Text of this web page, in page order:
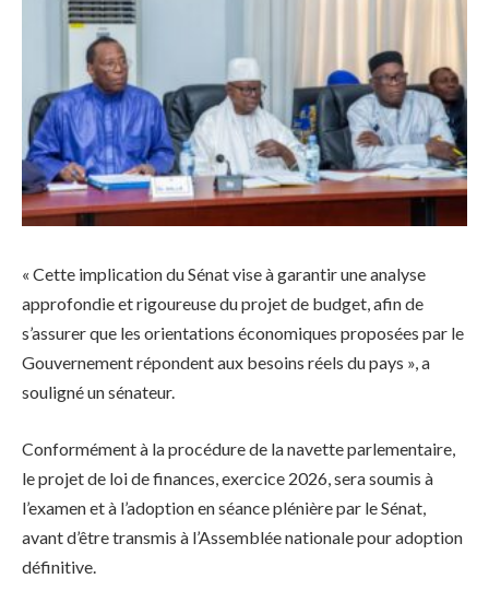
« Cette implication du Sénat vise à garantir une analyse
approfondie et rigoureuse du projet de budget, afin de
s’assurer que les orientations économiques proposées par le
Gouvernement répondent aux besoins réels du pays », a
souligné un sénateur.
Conformément à la procédure de la navette parlementaire,
le projet de loi de finances, exercice 2026, sera soumis à
l’examen et à l’adoption en séance plénière par le Sénat,
avant d’être transmis à l’Assemblée nationale pour adoption
définitive.